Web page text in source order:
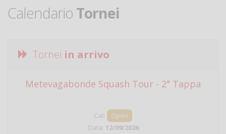
Calendario Tornei
Tornei in arrivo
Metevagabonde Squash Tour - 2ª Tappa
Cat:
Open
Data: 12/09/2026